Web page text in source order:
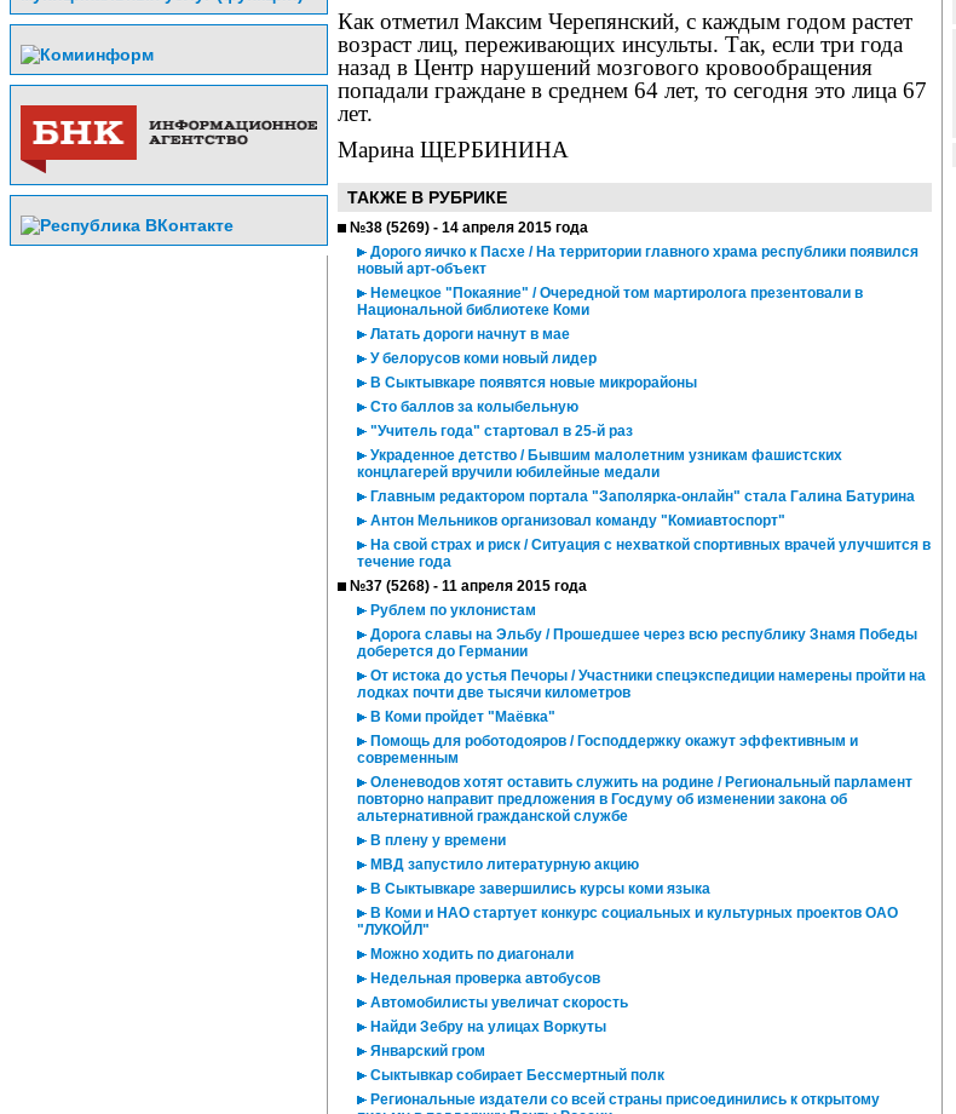
Как отметил Максим Черепянский, с каждым годом растет
возраст лиц, переживающих инсульты. Так, если три года
назад в Центр нарушений мозгового кровообращения
попадали граждане в среднем 64 лет, то сегодня это лица 67
лет.
Марина ЩЕРБИНИНА
ТАКЖЕ В РУБРИКЕ
№38 (5269) - 14 апреля 2015 года
Дорого яичко к Пасхе / На территории главного храма республики появился
новый арт-объект
Немецкое "Покаяние" / Очередной том мартиролога презентовали в
Национальной библиотеке Коми
Латать дороги начнут в мае
У белорусов коми новый лидер
В Сыктывкаре появятся новые микрорайоны
Сто баллов за колыбельную
"Учитель года" стартовал в 25-й раз
Украденное детство / Бывшим малолетним узникам фашистских
концлагерей вручили юбилейные медали
Главным редактором портала "Заполярка-онлайн" стала Галина Батурина
Антон Мельников организовал команду "Комиавтоспорт"
На свой страх и риск / Ситуация с нехваткой спортивных врачей улучшится в
течение года
№37 (5268) - 11 апреля 2015 года
Рублем по уклонистам
Дорога славы на Эльбу / Прошедшее через всю республику Знамя Победы
доберется до Германии
От истока до устья Печоры / Участники спецэкспедиции намерены пройти на
лодках почти две тысячи километров
В Коми пройдет "Маёвка"
Помощь для роботодояров / Господдержку окажут эффективным и
современным
Оленеводов хотят оставить служить на родине / Региональный парламент
повторно направит предложения в Госдуму об изменении закона об
альтернативной гражданской службе
В плену у времени
МВД запустило литературную акцию
В Сыктывкаре завершились курсы коми языка
В Коми и НАО стартует конкурс социальных и культурных проектов ОАО
"ЛУКОЙЛ"
Можно ходить по диагонали
Недельная проверка автобусов
Автомобилисты увеличат скорость
Найди Зебру на улицах Воркуты
Январский гром
Сыктывкар собирает Бессмертный полк
Региональные издатели со всей страны присоединились к открытому